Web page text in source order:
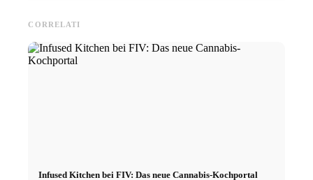
CORRELATI
Infused Kitchen bei FIV: Das neue Cannabis-Kochportal